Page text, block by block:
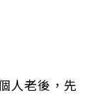
人老後，先